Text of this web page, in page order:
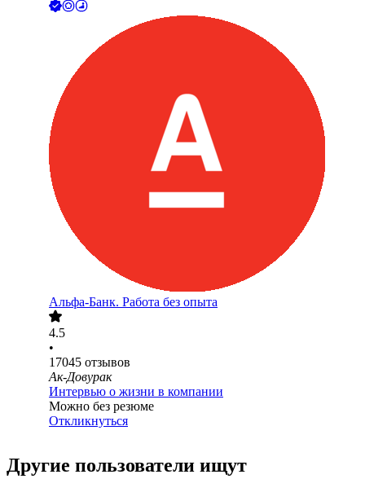
Альфа-Банк. Работа без опыта
4.5
•
17045 отзывов
Ак-Довурак
Интервью о жизни в компании
Можно без резюме
Откликнуться
Другие пользователи ищут